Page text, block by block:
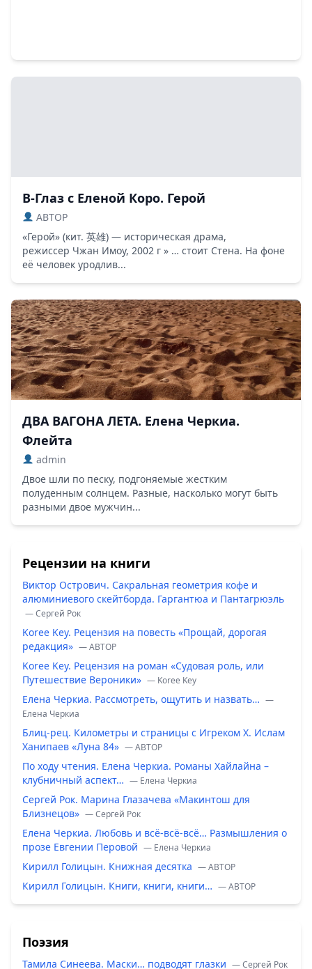
В-Глаз с Еленой Коро. Герой
ABTOP
«Герой» (кит. 英雄) — историческая драма,
режиссер Чжан Имоу, 2002 г » … стоит Стена. На фоне
её человек уродлив...
ДВА ВАГОНА ЛЕТА. Елена Черкиа.
Флейта
admin
Двое шли по песку, подгоняемые жестким
полуденным солнцем. Разные, насколько могут быть
разными двое мужчин...
Рецензии на книги
Виктор Острович. Сакральная геометрия кофе и
алюминиевого скейтборда. Гаргантюа и Пантагрюэль
— Сергей Рок
Koree Key. Рецензия на повесть «Прощай, дорогая
редакция» — ABTOP
Koree Key. Рецензия на роман «Судовая роль, или
Путешествие Вероники» — Koree Key
Елена Черкиа. Рассмотреть, ощутить и назвать… —
Елена Черкиа
Блиц-рец. Километры и страницы с Игреком Х. Ислам
Ханипаев «Луна 84» — ABTOP
По ходу чтения. Елена Черкиа. Романы Хайлайна –
клубничный аспект… — Елена Черкиа
Сергей Рок. Марина Глазачева «Макинтош для
Близнецов» — Сергей Рок
Елена Черкиа. Любовь и всё-всё-всё… Размышления о
прозе Евгении Перовой — Елена Черкиа
Кирилл Голицын. Книжная десятка — ABTOP
Кирилл Голицын. Книги, книги, книги… — ABTOP
Поэзия
Тамила Синеева. Маски… подводят глазки — Сергей Рок